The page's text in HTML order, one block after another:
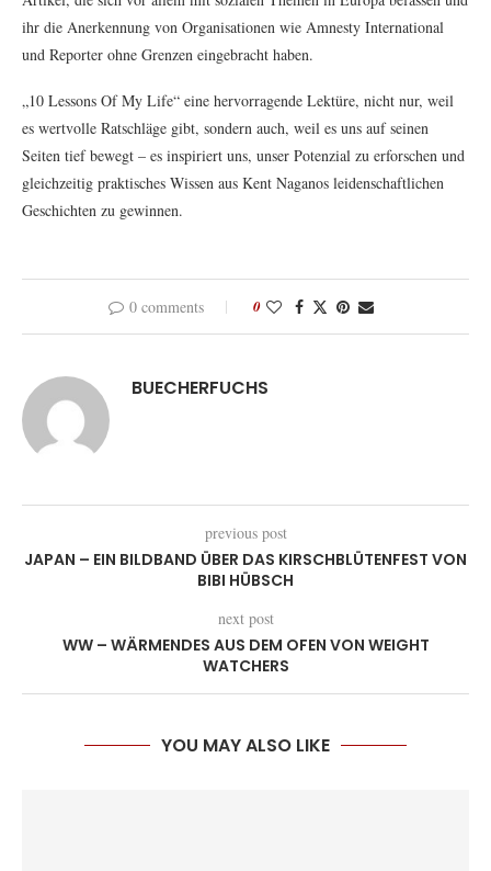
ihr die Anerkennung von Organisationen wie Amnesty International
und Reporter ohne Grenzen eingebracht haben.
„10 Lessons Of My Life“ eine hervorragende Lektüre, nicht nur, weil
es wertvolle Ratschläge gibt, sondern auch, weil es uns auf seinen
Seiten tief bewegt – es inspiriert uns, unser Potenzial zu erforschen und
gleichzeitig praktisches Wissen aus Kent Naganos leidenschaftlichen
Geschichten zu gewinnen.
0 comments 0
BUECHERFUCHS
previous post
JAPAN – EIN BILDBAND ÜBER DAS KIRSCHBLÜTENFEST VON
BIBI HÜBSCH
next post
WW – WÄRMENDES AUS DEM OFEN VON WEIGHT
WATCHERS
YOU MAY ALSO LIKE